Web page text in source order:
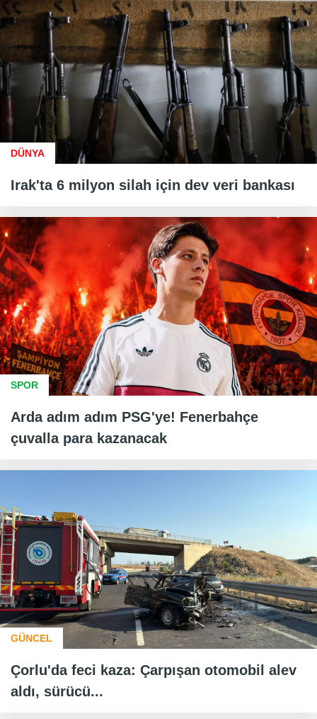
DÜNYA
Irak'ta 6 milyon silah için dev veri bankası
SPOR
Arda adım adım PSG'ye! Fenerbahçe
çuvalla para kazanacak
GÜNCEL
Çorlu'da feci kaza: Çarpışan otomobil alev
aldı, sürücü...